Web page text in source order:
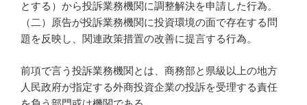
とする）から投訴業務機関に調整解決を申請した行為。
（二）原告が投訴業務機関に投資環境の面で存在する問
題を反映し、関連政策措置の改善に提言する行為。
前項で言う投訴業務機関とは、商務部と県級以上の地方
人民政府が指定する外商投資企業の投訴を受理する責任